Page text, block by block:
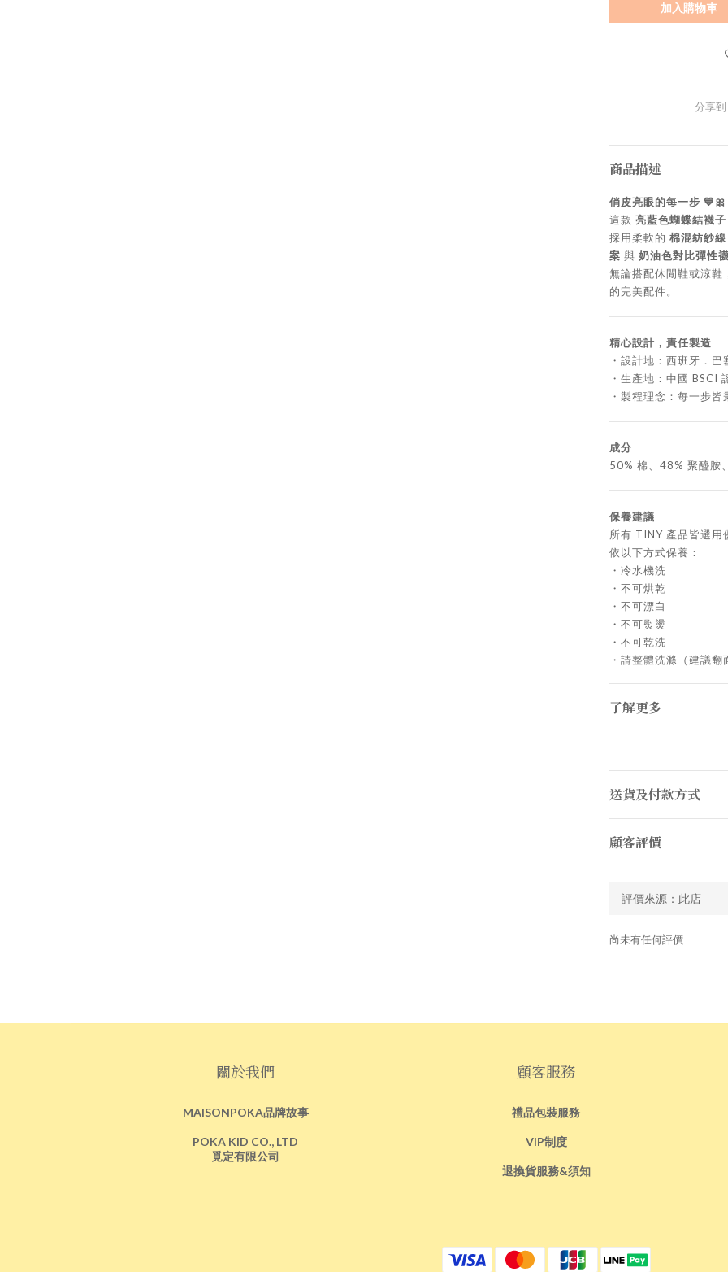
加入購物車
分享到
商品描述
俏皮亮眼的每一步 💙🎀
這款 亮藍色蝴蝶結襪子
採用柔軟的 棉混紡紗線
案 與 奶油色對比彈性
無論搭配休閒鞋或涼鞋
的完美配件。
精心設計，責任製造
・設計地：西班牙．巴
・生產地：中國 BSCI
・製程理念：每一步
成分
50% 棉、48% 聚醯胺
保養建議
所有 TINY 產品皆選用
依以下方式保養：
・冷水機洗
・不可烘乾
・不可漂白
・不可熨燙
・不可乾洗
・請整體洗滌（建議翻
了解更多
送貨及付款方式
顧客評價
尚未有任何評價
關於我們
MAISONPOKA品牌故事
POKA KID CO., LTD
覓定有限公司
顧客服務
禮品包裝服務
VIP制度
退換貨服務&須知